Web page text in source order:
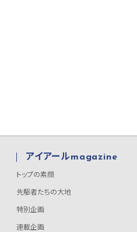
アイアールmagazine
トップの素顔
先駆者たちの大地
特別企画
連載企画